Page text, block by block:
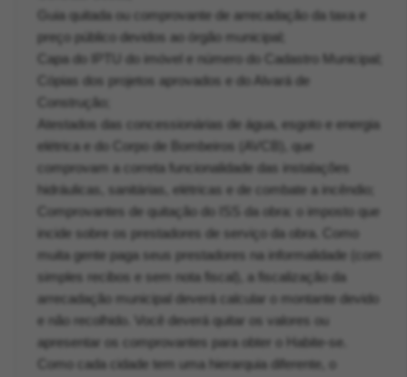
Guia quitada ou comprovante de arrecadação da taxa e
preço público devidos ao órgão municipal;
Capa do IPTU do imóvel e número do Cadastro Municipal;
Cópias dos projetos aprovados e do Alvará de
Construção;
Atestados das concessionárias de água, esgoto e energia
elétrica e do Corpo de Bombeiros (AVCB), que
comprovam a correta funcionalidade das instalações
hidráulicas, sanitárias, elétricas e de combate a incêndio;
Comprovantes de quitação do ISS da obra: o imposto que
incide sobre os prestadores de serviço da obra. Como
muita gente paga seus prestadores na informalidade (com
simples recibos e sem nota fiscal), a fiscalização da
arrecadação municipal deverá calcular o montante devido
e não recolhido. Você deverá quitar os valores ou
apresentar os comprovantes para obter o Habite-se.
Como cada cidade tem uma hierarquia diferente, o